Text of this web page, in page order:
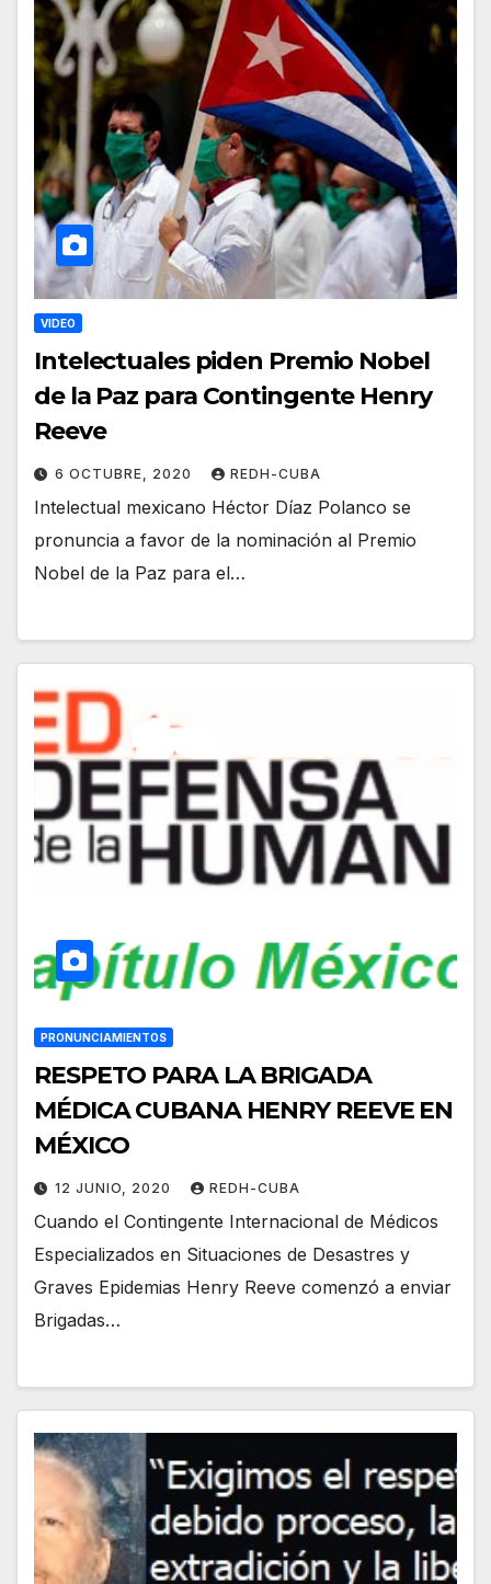
VIDEO
Intelectuales piden Premio Nobel
de la Paz para Contingente Henry
Reeve
6 OCTUBRE, 2020 REDH-CUBA
Intelectual mexicano Héctor Díaz Polanco se
pronuncia a favor de la nominación al Premio
Nobel de la Paz para el…
PRONUNCIAMIENTOS
RESPETO PARA LA BRIGADA
MÉDICA CUBANA HENRY REEVE EN
MÉXICO
12 JUNIO, 2020 REDH-CUBA
Cuando el Contingente Internacional de Médicos
Especializados en Situaciones de Desastres y
Graves Epidemias Henry Reeve comenzó a enviar
Brigadas…